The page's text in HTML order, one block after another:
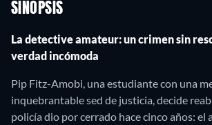
SINOPSIS
La detective amateur: un crimen sin
verdad incómoda
Pip Fitz-Amobi, una estudiante con una
inquebrantable sed de justicia, decide
policía dio por cerrado hace cinco años: el